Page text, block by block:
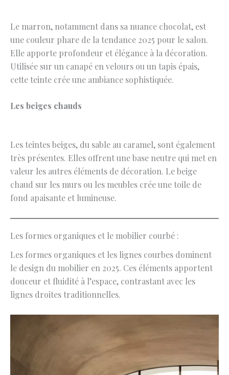
Le marron, notamment dans sa nuance chocolat, est
une couleur phare de la tendance 2025 pour le salon.
Elle apporte profondeur et élégance à la décoration.
Utilisée sur un canapé en velours ou un tapis épais,
cette teinte crée une ambiance sophistiquée.
Les beiges chauds
Les teintes beiges, du sable au caramel, sont également
très présentes. Elles offrent une base neutre qui met en
valeur les autres éléments de décoration. Le beige
chaud sur les murs ou les meubles crée une toile de
fond apaisante et lumineuse.
Les formes organiques et le mobilier courbé :
Les formes organiques et les lignes courbes dominent
le design du mobilier en 2025. Ces éléments apportent
douceur et fluidité à l’espace, contrastant avec les
lignes droites traditionnelles.